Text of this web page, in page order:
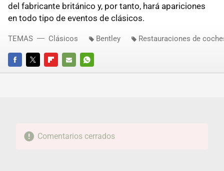
del fabricante británico y, por tanto, hará apariciones
en todo tipo de eventos de clásicos.
FACEBOOKTWITTERFLIPBOARD
E-
WHATSAPP
TEMAS Clásicos Bentley Restauraciones de
Comentarios cerrados